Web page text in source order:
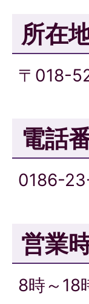
所在
〒018-
電話
0186-
営業
8時～18